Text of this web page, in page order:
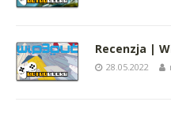
Recenzja |
28.05.2022